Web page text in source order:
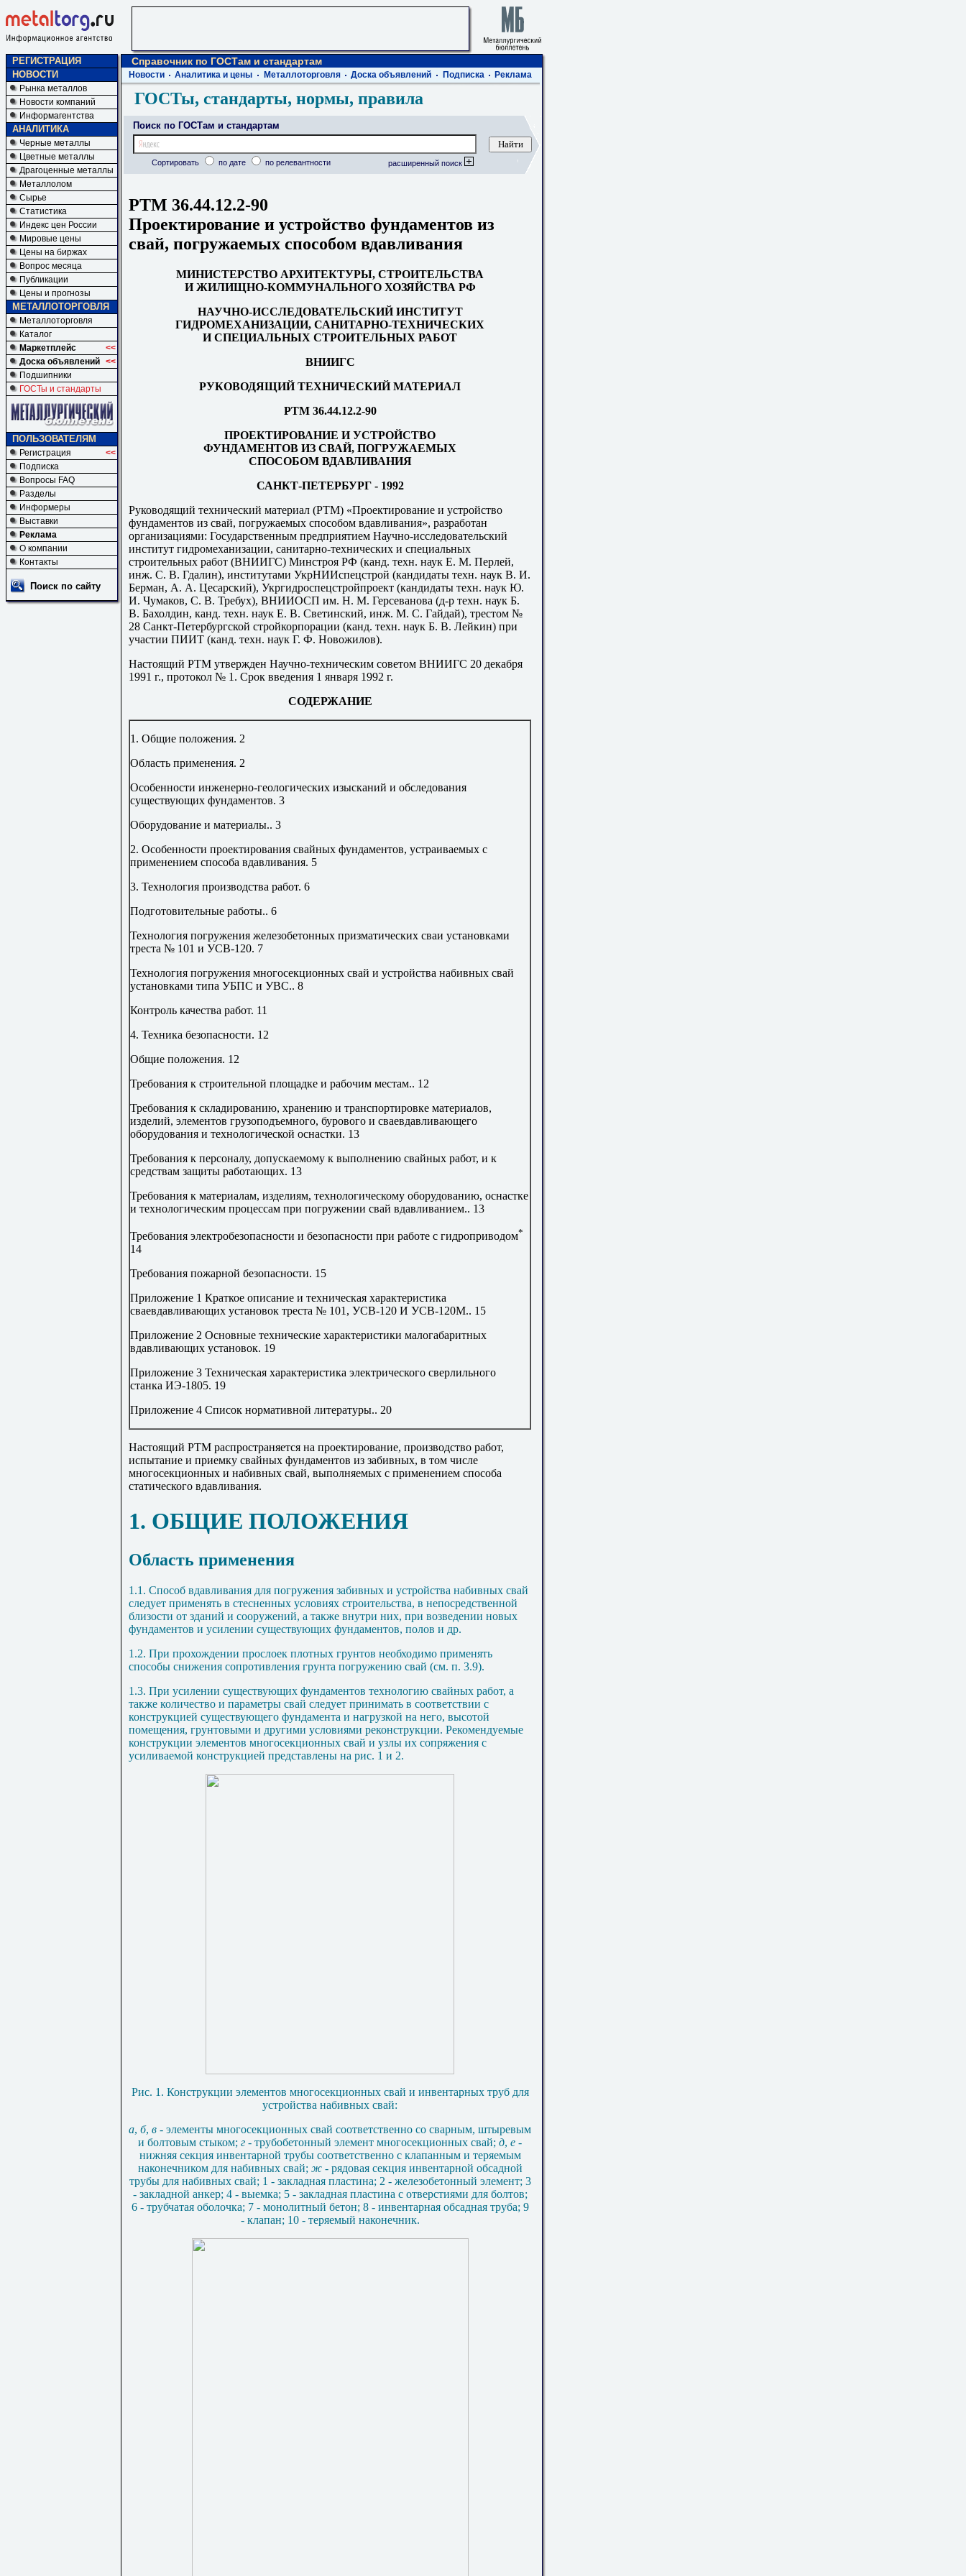
РЕГИСТРАЦИЯ
НОВОСТИ
Рынка металлов
Новости компаний
Информагентства
АНАЛИТИКА
Черные металлы
Цветные металлы
Драгоценные металлы
Металлолом
Сырье
Статистика
Индекс цен России
Мировые цены
Цены на биржах
Вопрос месяца
Публикации
Цены и прогнозы
МЕТАЛЛОТОРГОВЛЯ
Металлоторговля
Каталог
Маркетплейс
<<
Доска объявлений <<
Подшипники
ГОСТы и стандарты
ПОЛЬЗОВАТЕЛЯМ
Регистрация
<<
Подписка
Вопросы FAQ
Разделы
Информеры
Выставки
Реклама
О компании
Контакты
Поиск по сайту
Справочник по ГОСТам и стандартам
Новости Аналитика и цены Металлоторговля Доска объявлений Подписка Реклама
ГОСТы, стандарты, нормы, правила
Поиск по ГОСТам и стандартам
Сортировать по дате по релевантности расширенный поиск
РТМ 36.44.12.2-90
Проектирование и устройство фундаментов из
свай, погружаемых способом вдавливания
МИНИСТЕРСТВО АРХИТЕКТУРЫ, СТРОИТЕЛЬСТВА
И ЖИЛИЩНО-КОММУНАЛЬНОГО ХОЗЯЙСТВА РФ
НАУЧНО-ИССЛЕДОВАТЕЛЬСКИЙ ИНСТИТУТ
ГИДРОМЕХАНИЗАЦИИ, САНИТАРНО-ТЕХНИЧЕСКИХ
И СПЕЦИАЛЬНЫХ СТРОИТЕЛЬНЫХ РАБОТ
ВНИИГС
РУКОВОДЯЩИЙ ТЕХНИЧЕСКИЙ МАТЕРИАЛ
РТМ 36.44.12.2-90
ПРОЕКТИРОВАНИЕ И УСТРОЙСТВО
ФУНДАМЕНТОВ ИЗ СВАЙ, ПОГРУЖАЕМЫХ
СПОСОБОМ ВДАВЛИВАНИЯ
САНКТ-ПЕТЕРБУРГ - 1992
Руководящий технический материал (РТМ) «Проектирование и устройство
фундаментов из свай, погружаемых способом вдавливания», разработан
организациями: Государственным предприятием Научно-исследовательский
институт гидромеханизации, санитарно-технических и специальных
строительных работ (ВНИИГС) Минстроя РФ (канд. техн. наук Е. М. Перлей,
инж. С. В. Гдалин), институтами УкрНИИспецстрой (кандидаты техн. наук В. И.
Берман, А. А. Цесарский), Укргидроспецстройпроект (кандидаты техн. наук Ю.
И. Чумаков, С. В. Требух), ВНИИОСП им. Н. М. Герсеванова (д-р техн. наук Б.
В. Бахолдин, канд. техн. наук Е. В. Светинский, инж. М. С. Гайдай), трестом №
28 Санкт-Петербургской стройкорпорации (канд. техн. наук Б. В. Лейкин) при
участии ПИИТ (канд. техн. наук Г. Ф. Новожилов).
Настоящий РТМ утвержден Научно-техническим советом ВНИИГС 20 декабря
1991 г., протокол № 1. Срок введения 1 января 1992 г.
СОДЕРЖАНИЕ
1. Общие положения. 2
Область применения. 2
Особенности инженерно-геологических изысканий и обследования
существующих фундаментов. 3
Оборудование и материалы.. 3
2. Особенности проектирования свайных фундаментов, устраиваемых с
применением способа вдавливания. 5
3. Технология производства работ. 6
Подготовительные работы.. 6
Технология погружения железобетонных призматических сваи установками
треста № 101 и УСВ-120. 7
Технология погружения многосекционных свай и устройства набивных свай
установками типа УБПС и УВС.. 8
Контроль качества работ. 11
4. Техника безопасности. 12
Общие положения. 12
Требования к строительной площадке и рабочим местам.. 12
Требования к складированию, хранению и транспортировке материалов,
изделий, элементов грузоподъемного, бурового и сваевдавливающего
оборудования и технологической оснастки. 13
Требования к персоналу, допускаемому к выполнению свайных работ, и к
средствам защиты работающих. 13
Требования к материалам, изделиям, технологическому оборудованию, оснастке
и технологическим процессам при погружении свай вдавливанием.. 13
Требования электробезопасности и безопасности при работе с гидроприводом*
14
Требования пожарной безопасности. 15
Приложение 1 Краткое описание и техническая характеристика
сваевдавливающих установок треста № 101, УСВ-120 И УСВ-120М.. 15
Приложение 2 Основные технические характеристики малогабаритных
вдавливающих установок. 19
Приложение 3 Техническая характеристика электрического сверлильного
станка ИЭ-1805. 19
Приложение 4 Список нормативной литературы.. 20
Настоящий РТМ распространяется на проектирование, производство работ,
испытание и приемку свайных фундаментов из забивных, в том числе
многосекционных и набивных свай, выполняемых с применением способа
статического вдавливания.
1. ОБЩИЕ ПОЛОЖЕНИЯ
Область применения
1.1. Способ вдавливания для погружения забивных и устройства набивных свай
следует применять в стесненных условиях строительства, в непосредственной
близости от зданий и сооружений, а также внутри них, при возведении новых
фундаментов и усилении существующих фундаментов, полов и др.
1.2. При прохождении прослоек плотных грунтов необходимо применять
способы снижения сопротивления грунта погружению свай (см. п. 3.9).
1.3. При усилении существующих фундаментов технологию свайных работ, а
также количество и параметры свай следует принимать в соответствии с
конструкцией существующего фундамента и нагрузкой на него, высотой
помещения, грунтовыми и другими условиями реконструкции. Рекомендуемые
конструкции элементов многосекционных свай и узлы их сопряжения с
усиливаемой конструкцией представлены на рис. 1 и 2.
Рис. 1. Конструкции элементов многосекционных свай и инвентарных труб для
устройства набивных свай:
а, б, в - элементы многосекционных свай соответственно со сварным, штыревым
и болтовым стыком; г - трубобетонный элемент многосекционных свай; д, е -
нижняя секция инвентарной трубы соответственно с клапанным и теряемым
наконечником для набивных свай; ж- рядовая секция инвентарной обсадной
трубы для набивных свай; 1 - закладная пластина; 2 - железобетонный элемент; 3
- закладной анкер; 4 - выемка; 5 - закладная пластина с отверстиями для болтов;
6 - трубчатая оболочка; 7 - монолитный бетон; 8 - инвентарная обсадная труба; 9
- клапан; 10 - теряемый наконечник.